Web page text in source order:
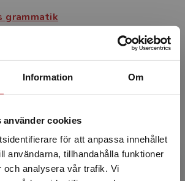
Information Om
använder cookies
för att anpassa innehållet
användarna, tillhandahålla funktioner
och analysera vår trafik. Vi
lösningsförslag.
grammatik